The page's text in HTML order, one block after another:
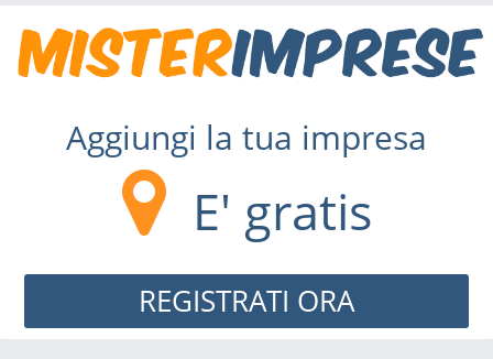
Aggiungi la tua impresa
E' gratis
REGISTRATI ORA